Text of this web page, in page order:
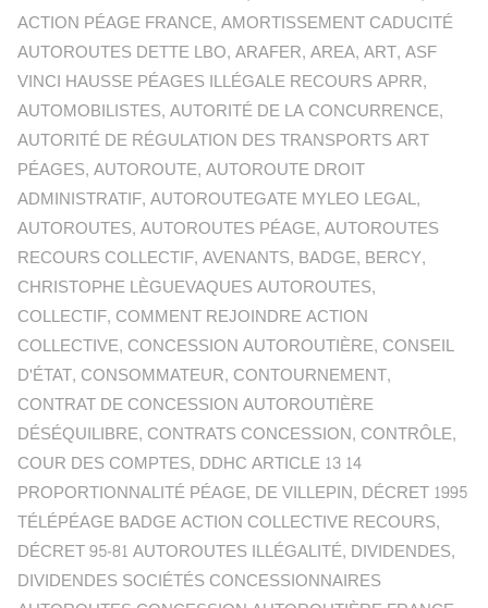
ACTION PÉAGE FRANCE,AMORTISSEMENT CADUCITÉ
AUTOROUTES DETTE LBO,ARAFER,AREA,ART,ASF
VINCI HAUSSE PÉAGES ILLÉGALE RECOURS APRR,
AUTOMOBILISTES,AUTORITÉ DE LA CONCURRENCE,
AUTORITÉ DE RÉGULATION DES TRANSPORTS ART
PÉAGES,AUTOROUTE,AUTOROUTE DROIT
ADMINISTRATIF,AUTOROUTEGATE MYLEO LEGAL,
AUTOROUTES,AUTOROUTES PÉAGE,AUTOROUTES
RECOURS COLLECTIF,AVENANTS, BADGE, BERCY,
CHRISTOPHE LÈGUEVAQUES AUTOROUTES,
COLLECTIF, COMMENT REJOINDRE ACTION
COLLECTIVE, CONCESSION AUTOROUTIÈRE, CONSEIL
D'ÉTAT, CONSOMMATEUR, CONTOURNEMENT,
CONTRAT DE CONCESSION AUTOROUTIÈRE
DÉSÉQUILIBRE, CONTRATS CONCESSION, CONTRÔLE,
COUR DES COMPTES, DDHC ARTICLE 13 14
PROPORTIONNALITÉ PÉAGE, DE VILLEPIN, DÉCRET 1995
TÉLÉPÉAGE BADGE ACTION COLLECTIVE RECOURS,
DÉCRET 95-81 AUTOROUTES ILLÉGALITÉ, DIVIDENDES,
DIVIDENDES SOCIÉTÉS CONCESSIONNAIRES